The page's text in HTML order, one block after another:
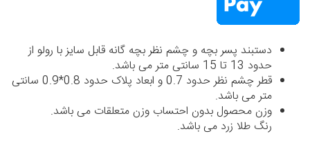
دستبند پسر بچه و چشم نظر بچه گانه قابل سایز با رولو از
حدود 13 تا 15 سانتی متر می باشد.
قطر چشم نظر حدود 0.7 و ابعاد پلاک حدود 0.8*0.9 سانتی
متر می باشد.
وزن محصول بدون احتساب وزن متعلقات می باشد.
رنگ طلا زرد می باشد.